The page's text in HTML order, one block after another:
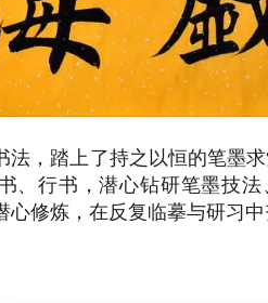
法，踏上了持之以恒的笔墨
、行书，潜心钻研笔墨技
心修炼，在反复临摹与研习